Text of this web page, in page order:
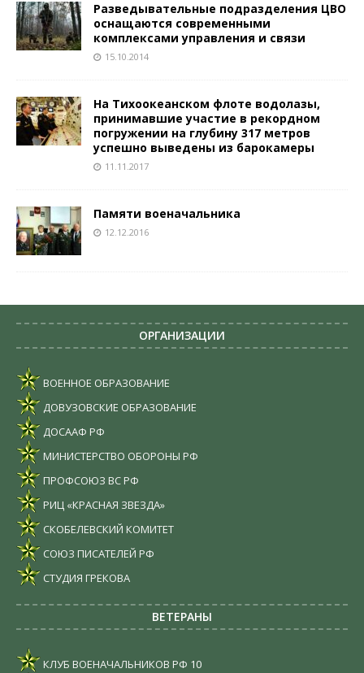
Разведывательные подразделения ЦВО
оснащаются современными
комплексами управления и связи
15.10.2014
На Тихоокеанском флоте водолазы,
принимавшие участие в рекордном
погружении на глубину 317 метров
успешно выведены из барокамеры
11.11.2017
Памяти военачальника
12.12.2016
ОРГАНИЗАЦИИ
ВОЕННОЕ ОБРАЗОВАНИЕ
ДОВУЗОВСКИЕ ОБРАЗОВАНИЕ
ДОСААФ РФ
МИНИСТЕРСТВО ОБОРОНЫ РФ
ПРОФСОЮЗ ВС РФ
РИЦ «КРАСНАЯ ЗВЕЗДА»
СКОБЕЛЕВСКИЙ КОМИТЕТ
СОЮЗ ПИСАТЕЛЕЙ РФ
СТУДИЯ ГРЕКОВА
ВЕТЕРАНЫ
КЛУБ ВОЕНАЧАЛЬНИКОВ РФ 10